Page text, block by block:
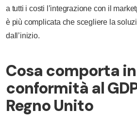
a tutti i costi l’integrazione con il
è più complicata che scegliere la
dall’inizio.
Cosa comporta
conformità al
Regno Unito